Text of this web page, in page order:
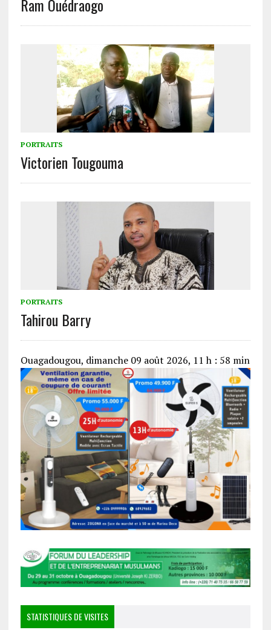
Ram Ouédraogo
PORTRAITS
Victorien Tougouma
PORTRAITS
Tahirou Barry
Ouagadougou, dimanche 09 août 2026, 11 h : 58 min
STATISTIQUES DE VISITES